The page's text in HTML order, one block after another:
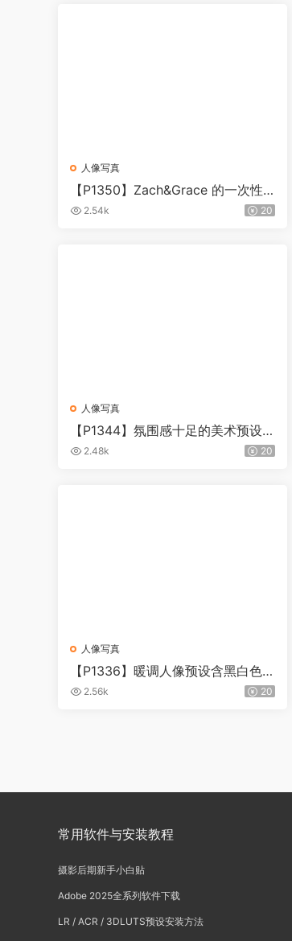
人像写真
【P1350】Zach&Grace 的一次性
胶片预设包
2.54k 20
人像写真
【P1344】氛围感十足的美术预设le
gacy Preset ETHEREAL
2.48k 20
人像写真
【P1336】暖调人像预设含黑白色调
ANGIE RICH PRESETS
2.56k 20
常用软件与安装教程
摄影后期新手小白贴
Adobe 2025全系列软件下载
LR / ACR / 3DLUTS预设安装方法